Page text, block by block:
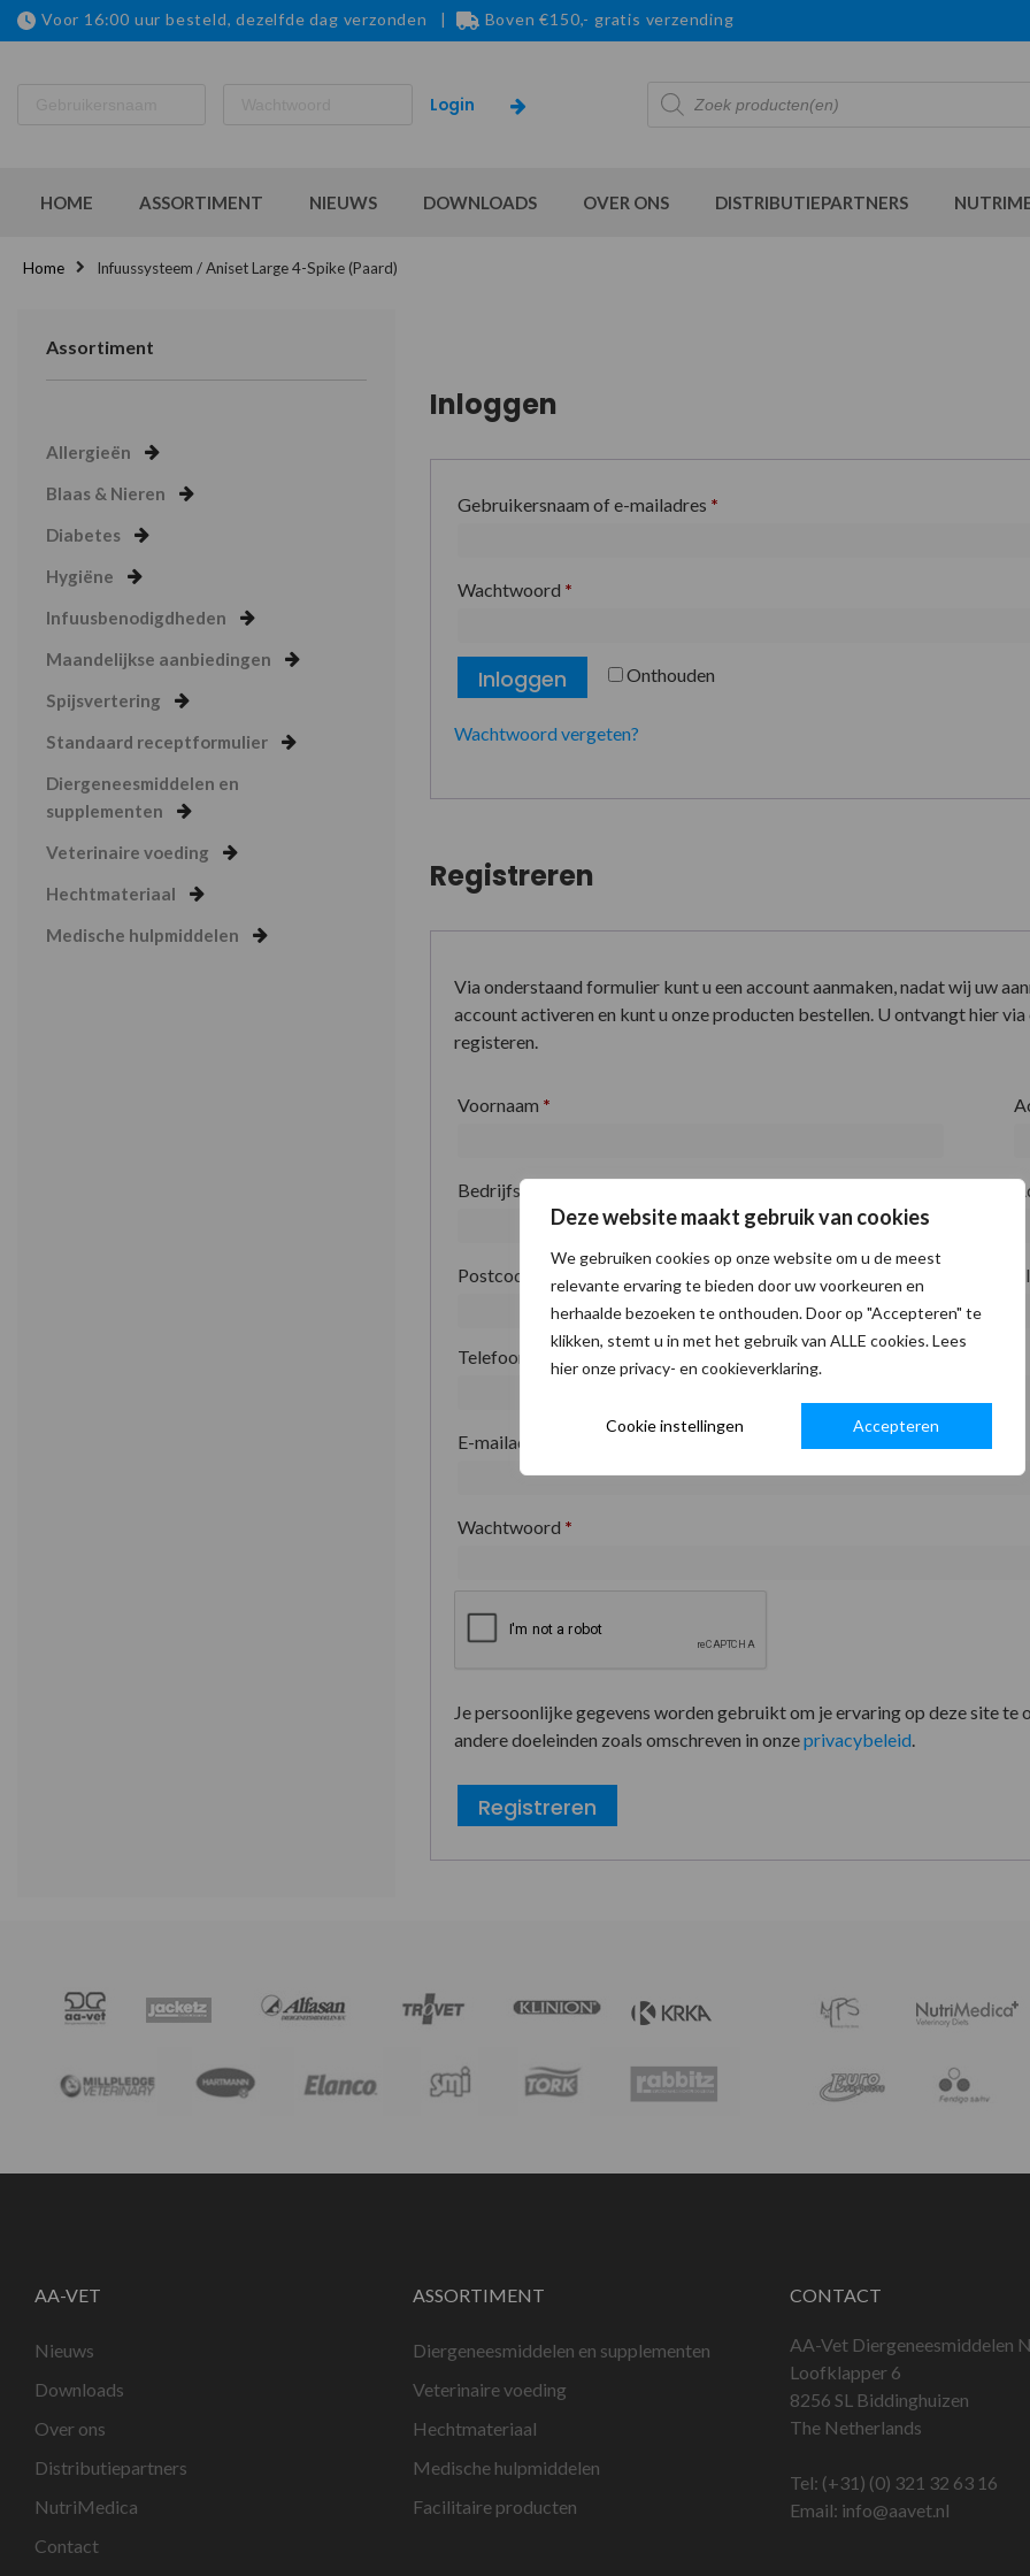
Deze website maakt gebruik van cookies
We gebruiken cookies op onze website om u de meest
relevante ervaring te bieden door uw voorkeuren en
herhaalde bezoeken te onthouden. Door op "Accepteren" te
klikken, stemt u in met het gebruik van ALLE cookies. Lees
hier onze privacy- en cookieverklaring.
Cookie instellingen Accepteren
Voor 16:00 uur besteld, dezelfde dag verzonden | Boven €150,- gratis verzending
Producten
zoeken
HOME ASSORTIMENT NIEUWS DOWNLOADS OVER ONS DISTRIBUTIEPARTNERS
Home Infuussysteem / Aniset Large 4-Spike (paard)
Assortiment
Allergieën
Blaas & Nieren
Diabetes
Hygiëne
Infuusbenodigdheden
Maandelijkse aanbiedingen
Spijsvertering
Standaard receptformulier
Diergeneesmiddelen en
supplementen
Veterinaire voeding
Hechtmateriaal
Medische hulpmiddelen
Inloggen
Gebruikersnaam of e-mailadres *
Wachtwoord *
Onthouden
Inloggen
Wachtwoord vergeten?
Registreren
Via onderstaand formulier kunt u een account aanmaken, nadat wij uw
account activeren en kunt u onze producten bestellen. U ontvangt hier
registeren.
Voornaam *
Bedrijfsnaam
Postcode
Telefoon
E-mailadres
Wachtwoord *
Je persoonlijke gegevens worden gebruikt om je ervaring op deze site
andere doeleinden zoals omschreven in onzeprivacybeleid
Registreren
AA-VET
Nieuws
Downloads
Over ons
Distributiepartners
NutriMedica
Contact
ASSORTIMENT
Diergeneesmiddelen en supplementen
Veterinaire voeding
Hechtmateriaal
Medische hulpmiddelen
Facilitaire producten
CONTACT
AA-Vet Diergeneesmiddelen
Loofklapper 6
8256 SL Biddinghuizen
The Netherlands
Tel: (+31) (0) 321 32 63 16
Email: info@aavet.nl